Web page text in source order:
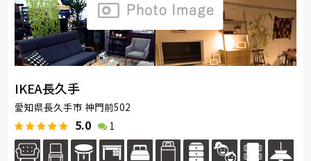
Calligaris PARAMOUNT BED
IKEA長久手
愛知県長久手市 神門前502
5.0 1